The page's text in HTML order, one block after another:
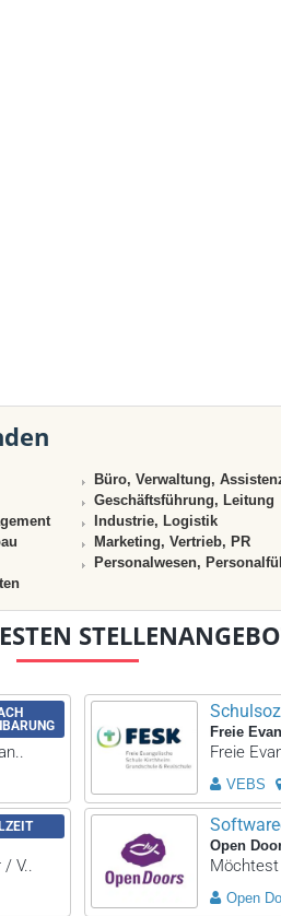
Büro, Verwaltung,
Geschäftsführung, Leitung
Industrie, Logistik
Marketing, Vertrieb, PR
Personalwesen,
Freie
Freie
VEBS
/ V..
Open
Open